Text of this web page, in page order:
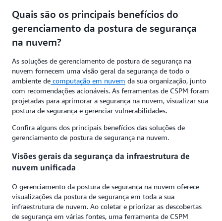
Quais são os principais benefícios do
gerenciamento da postura de segurança
na nuvem?
As soluções de gerenciamento de postura de segurança na
nuvem fornecem uma visão geral da segurança de todo o
ambiente de computação em nuvem da sua organização, junto
com recomendações acionáveis. As ferramentas de CSPM foram
projetadas para aprimorar a segurança na nuvem, visualizar sua
postura de segurança e gerenciar vulnerabilidades.
Confira alguns dos principais benefícios das soluções de
gerenciamento de postura de segurança na nuvem.
Visões gerais da segurança da infraestrutura de
nuvem unificada
O gerenciamento da postura de segurança na nuvem oferece
visualizações da postura de segurança em toda a sua
infraestrutura de nuvem. Ao coletar e priorizar as descobertas
de segurança em várias fontes, uma ferramenta de CSPM